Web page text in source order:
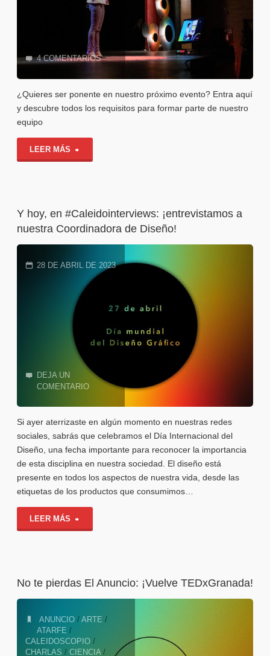
#TEDxGranada2024"
4 COMENTARIOS
¿Quieres ser ponente en nuestro próximo evento? Entra aquí
y descubre todos los requisitos para formar parte de nuestro
equipo
LEER MÁS
TEDxGranada?
Aquí
te
contamos
todo"
Y hoy, en #Caleidointerviews: ¡entrevistamos a
nuestra Coordinadora de Diseño!
28 DE ABRIL DE 2023
DEJA UN
COMENTARIO
Si ayer aterrizaste en algún momento en nuestras redes
sociales, sabrás que celebramos el Día Internacional del
Diseño, una fecha importante para reconocer la importancia
de esta disciplina en nuestra sociedad. El diseño está
presente en todos los aspectos de nuestra vida, desde las
etiquetas de los productos que consumimos…
LEER MÁS
#Caleidointerviews:
¡entrevistamos
a
No te pierdas El Anuncio: ¡Vuelve TEDxGranada!
ANUNCIO /ARTE /
ATARFE /
CALEIDOSCOPIO /
CHARLAS /CIENCIA /